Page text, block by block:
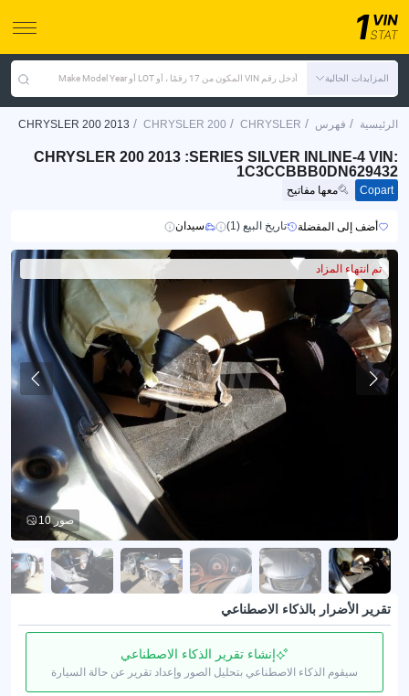
المزايدات الحالية أدخل رقم VIN المكون من 17 رقمًا ، أو LOT أو Make Model Year
الرئيسية / فهرس /
CHRYSLER
/
CHRYSLER 200
/
CHRYSLER 200 2013
CHRYSLER 200 2013 :SERIES SILVER INLINE-4 VIN:
1C3CCBBB0DN629432
Copart معها مفاتيح
أضف إلى المفضلة تاريخ البيع (1) سيدان
تم انتهاء المزاد
10 صور
تقرير الأضرار بالذكاء الاصطناعي
إنشاء تقرير الذكاء الاصطناعي
سيقوم الذكاء الاصطناعي بتحليل الصور وإعداد تقرير عن حالة السيارة